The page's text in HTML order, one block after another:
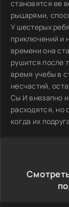
становятся ее
рыцарями,
У шестерых
приключений и
времени она
рушится после
время учебы в
несчастий,
Сы И внезапно
расходятся, но
когда их